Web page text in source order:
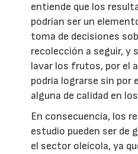
entiende que los
podrían ser un
toma de decisiones
recolección a seguir, y
lavar los frutos, por el
podría lograrse sin por
alguna de calidad en
En consecuencia, los
estudio pueden ser de
el sector oleícola, ya